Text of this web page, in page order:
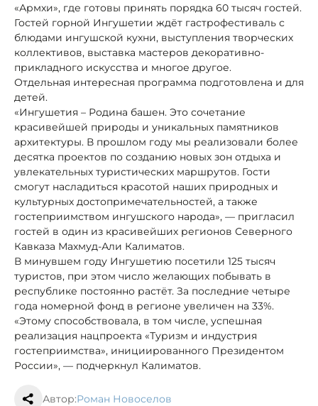
«Армхи», где готовы принять порядка 60 тысяч гостей.
Гостей горной Ингушетии ждёт гастрофестиваль с
блюдами ингушской кухни, выступления творческих
коллективов, выставка мастеров декоративно-
прикладного искусства и многое другое.
Отдельная интересная программа подготовлена и для
детей.
«Ингушетия – Родина башен. Это сочетание
красивейшей природы и уникальных памятников
архитектуры. В прошлом году мы реализовали более
десятка проектов по созданию новых зон отдыха и
увлекательных туристических маршрутов. Гости
смогут насладиться красотой наших природных и
культурных достопримечательностей, а также
гостеприимством ингушского народа», — пригласил
гостей в один из красивейших регионов Северного
Кавказа Махмуд-Али Калиматов.
В минувшем году Ингушетию посетили 125 тысяч
туристов, при этом число желающих побывать в
республике постоянно растёт. За последние четыре
года номерной фонд в регионе увеличен на 33%.
«Этому способствовала, в том числе, успешная
реализация нацпроекта «Туризм и индустрия
гостеприимства», инициированного Президентом
России», — подчеркнул Калиматов.
Автор:Роман Новоселов